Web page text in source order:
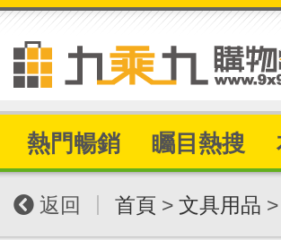
熱門暢銷 矚目熱搜
返回 | 首頁 > 文具用品 >